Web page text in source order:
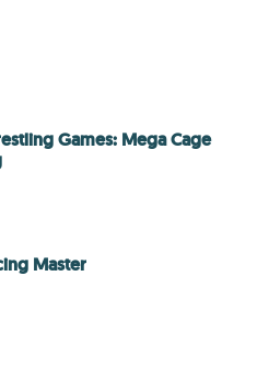
Games: Mega Cage
Master